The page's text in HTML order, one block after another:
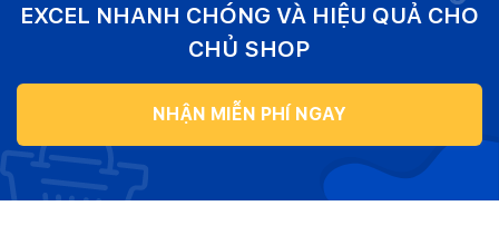
EXCEL NHANH CHÓNG VÀ HIỆU QUẢ CHO
CHỦ SHOP
NHẬN MIỄN PHÍ NGAY